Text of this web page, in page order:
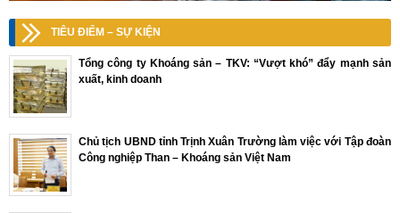
TIÊU ĐIỂM – SỰ KIỆN
Tổng công ty Khoáng sản – TKV: “Vượt khó” đẩy mạnh sản
xuất, kinh doanh
Chủ tịch UBND tỉnh Trịnh Xuân Trường làm việc với Tập đoàn
Công nghiệp Than – Khoáng sản Việt Nam